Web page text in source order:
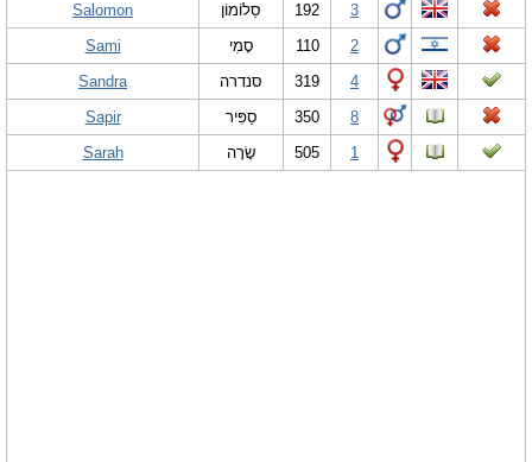
Salomon
סַלוֹמוֹן 192
3
Sami
סָמִי 110
2
Sandra
סנדרה 319
4
Sapir
סַפִּיר 350
8
Sarah
שָׂרָה 505 1